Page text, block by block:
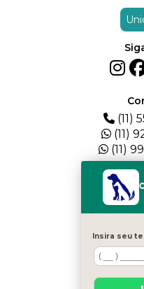
(11)
(11)
(11)
Insira seu